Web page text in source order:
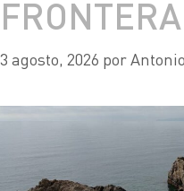
3 agosto, 2026 por